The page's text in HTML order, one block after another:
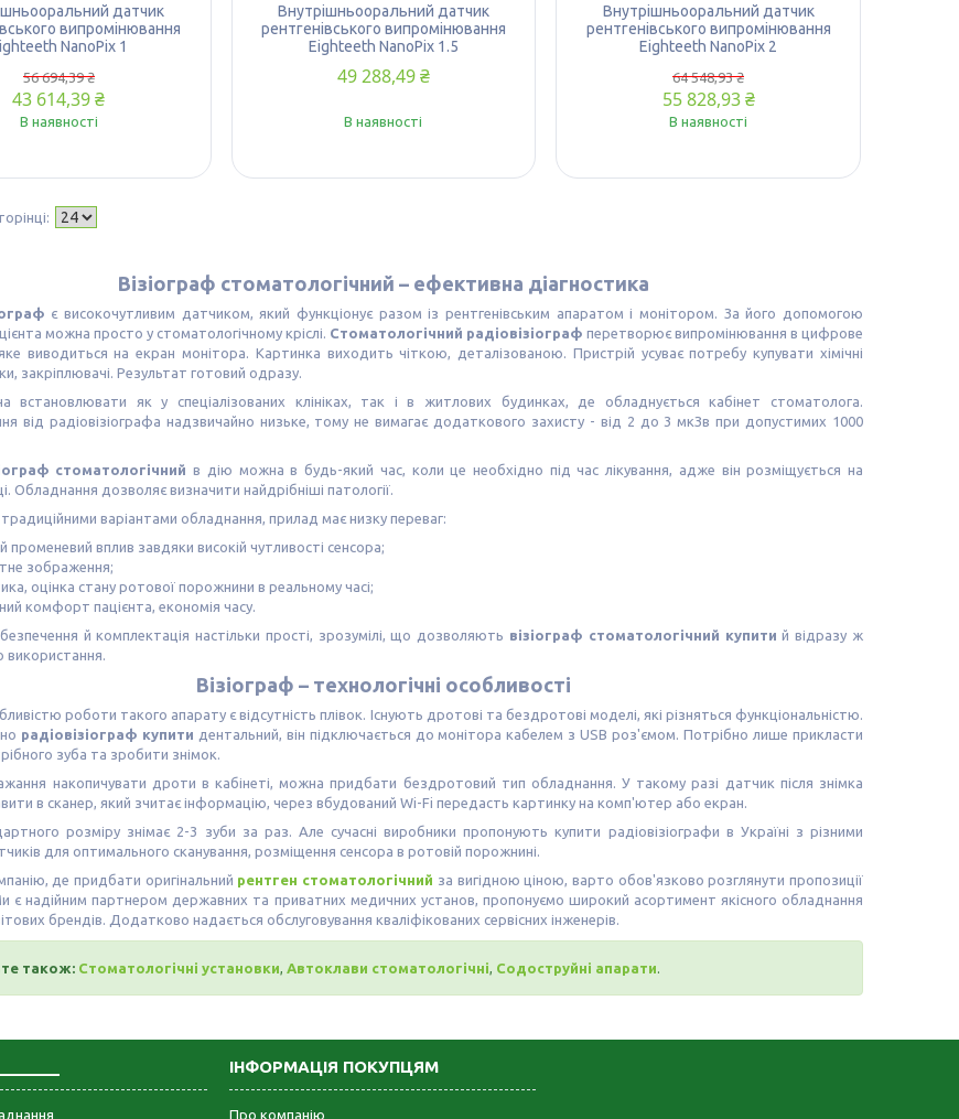
датчик
випромінювання
NanoPix 1
56 694,39 ₴
43 614,39 ₴
В наявності
Внутрішньооральний датчик
рентгенівського випромінювання
Eighteeth NanoPix 1.5
49 288,49 ₴
В наявності
Внутрішньооральний датчик
рентгенівського випромінювання
Eighteeth NanoPix 2
64 548,93 ₴
55 828,93 ₴
В наявності
Візіограф стоматологічний – ефективна діагностика
є високочутливим датчиком, який функціонує разом із рентгенівським апаратом і монітором. За його допомогою
можна просто у стоматологічному кріслі. Стоматологічний радіовізіограф перетворює випромінювання в цифрове
виводиться на екран монітора. Картинка виходить чіткою, деталізованою. Пристрій усуває потребу купувати хімічні
закріплювачі. Результат готовий одразу.
встановлювати як у спеціалізованих клініках, так і в житлових будинках, де обладнується кабінет стоматолога.
від радіовізіографа надзвичайно низьке, тому не вимагає додаткового захисту - від 2 до 3 мкЗв при допустимих 1000
стоматологічний в дію можна в будь-який час, коли це необхідно під час лікування, адже він розміщується на
Обладнання дозволяє визначити найдрібніші патології.
традиційними варіантами обладнання, прилад має низку переваг:
променевий вплив завдяки високій чутливості сенсора;
зображення;
оцінка стану ротової порожнини в реальному часі;
комфорт пацієнта, економія часу.
й комплектація настільки прості, зрозумілі, що дозволяють візіограф стоматологічний купити й відразу ж
використання.
Візіограф – технологічні особливості
роботи такого апарату є відсутність плівок. Існують дротові та бездротові моделі, які різняться функціональністю.
радіовізіограф купити дентальний, він підключається до монітора кабелем з USB роз'ємом. Потрібно лише прикласти
зуба та зробити знімок.
накопичувати дроти в кабінеті, можна придбати бездротовий тип обладнання. У такому разі датчик після знімка
в сканер, який зчитає інформацію, через вбудований Wi-Fi передасть картинку на комп'ютер або екран.
розміру знімає 2-3 зуби за раз. Але сучасні виробники пропонують купити радіовізіографи в Україні з різними
для оптимального сканування, розміщення сенсора в ротовій порожнині.
де придбати оригінальний рентген стоматологічний за вигідною ціною, варто обов'язково розглянути пропозиції
є надійним партнером державних та приватних медичних установ, пропонуємо широкий асортимент якісного обладнання
брендів. Додатково надається обслуговування кваліфікованих сервісних інженерів.
також: Стоматологічні установки, Автоклави стоматологічні, Содоструйні апарати.
ІНФОРМАЦІЯ ПОКУПЦЯМ
Про компанію